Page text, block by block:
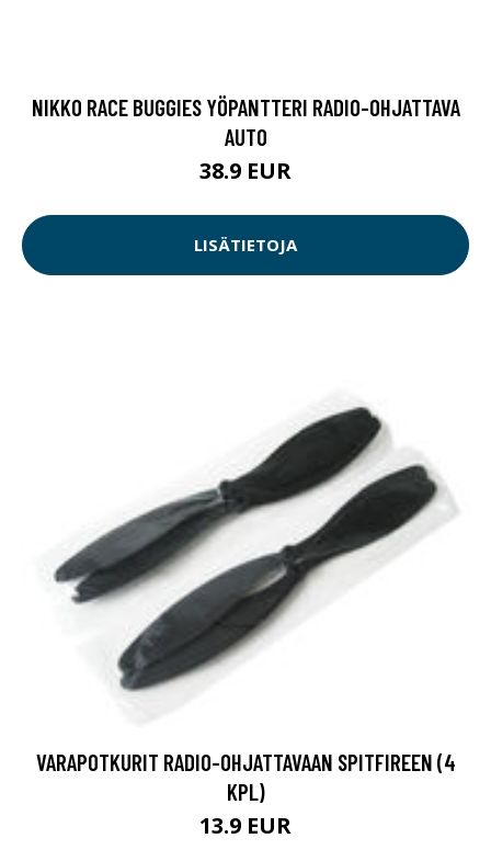
NIKKO RACE BUGGIES YÖPANTTERI RADIO-OHJATTAVA
AUTO
38.9 EUR
LISÄTIETOJA
VARAPOTKURIT RADIO-OHJATTAVAAN SPITFIREEN (4
KPL)
13.9 EUR